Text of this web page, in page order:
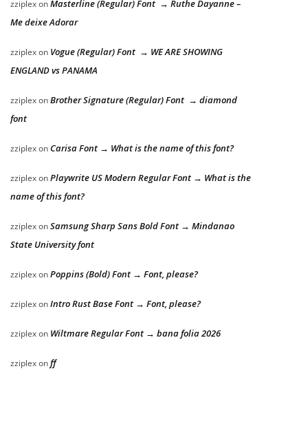
zziplexonMasterline (Regular) Font → Ruthe Dayanne –
Me deixe Adorar
zziplexon Vogue (Regular) Font → WE ARE SHOWING
ENGLAND vs PANAMA
zziplexonBrother Signature (Regular) Font → diamond
font
zziplexon Carisa Font → What is the name of this font?
zziplexonPlaywrite US Modern Regular Font → What is the
name of this font?
zziplexonSamsung Sharp Sans Bold Font → Mindanao
State University font
zziplexonPoppins (Bold) Font → Font, please?
zziplexonIntro Rust Base Font → Font, please?
zziplexon Wiltmare Regular Font → bana folia 2026
zziplexonff